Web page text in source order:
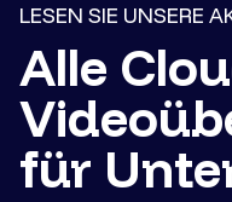
LESEN SIE UNSERE
Alle
für